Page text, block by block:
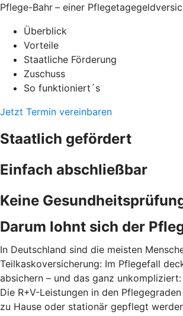
Pflege-Bahr – einer
Überblick
Vorteile
Staatliche Förderung
Zuschuss
So funktioniert´s
Jetzt Termin vereinbaren
Staatlich gefördert
Einfach abschließbar
Keine
Darum lohnt sich der
In Deutschland sind die meisten
Teilkaskoversicherung: Im Pflegefall
absichern – und das ganz
Die R+V-Leistungen in den
zu Hause oder stationär gepflegt